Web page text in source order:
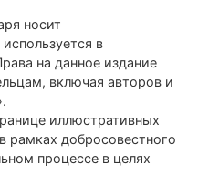
носит
в
на данное издание
включая авторов и
иллюстративных
рамках добросовестного
процессе в целях